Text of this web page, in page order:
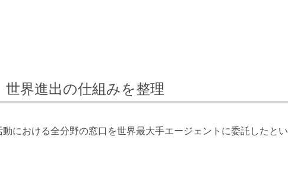
世界進出の仕組みを整理
における全分野の窓口を世界最大手エージェントに委託したとい